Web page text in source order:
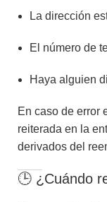
La dirección
El número de
Haya alguien
En caso de error
reiterada en la
derivados del
🕒 ¿Cuándo